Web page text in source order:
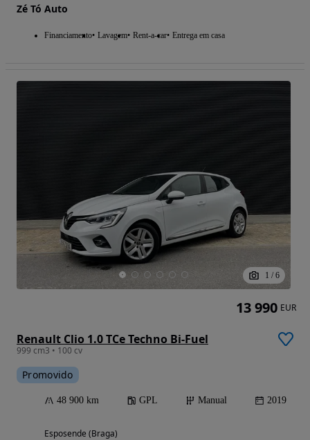
Zé Tó Auto
Financiamento Lavagem Rent-a-car Entrega em casa
1 / 6
Renault Clio 1.0 TCe Techno Bi-Fuel
999 cm3 • 100 cv
Promovido
48 900 km GPL Manual 2019
Esposende (Braga)
13 990 EUR